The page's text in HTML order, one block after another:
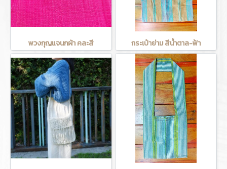
พวงกุญแจนกผ้า คละสี กระเป๋าย่าม สีน้ำตาล-ฟ้า